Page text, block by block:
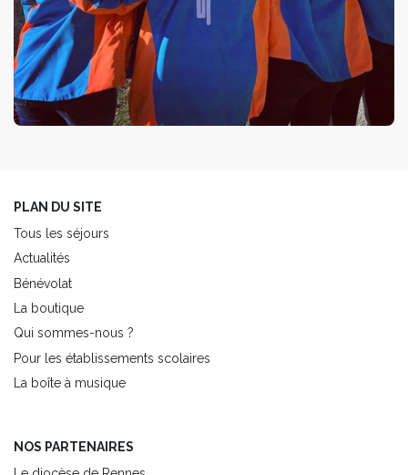
PLAN DU SITE
Tous les séjours
Actualités
Bénévolat
La boutique
Qui sommes-nous ?
Pour les établissements scolaires
La boîte à musique
NOS PARTENAIRES